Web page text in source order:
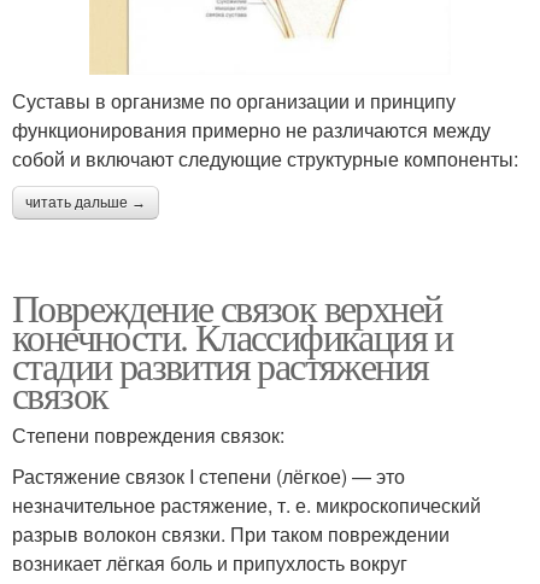
Суставы в организме по организации и принципу
функционирования примерно не различаются между
собой и включают следующие структурные компоненты:
читать дальше →
Повреждение связок верхней
конечности. Классификация и
стадии развития растяжения
связок
Степени повреждения связок:
Растяжение связок I степени (лёгкое) — это
незначительное растяжение, т. е. микроскопический
разрыв волокон связки. При таком повреждении
возникает лёгкая боль и припухлость вокруг